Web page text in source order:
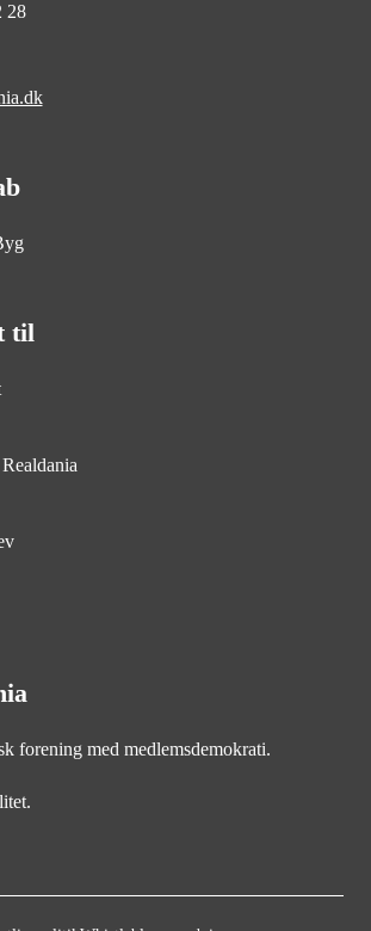
28
til
forening med medlemsdemokrati.